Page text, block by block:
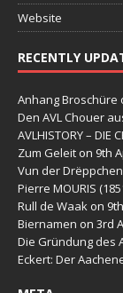
Website
RECENTLY
Anhang Broschüre
Den AVL Chouer
AVLHISTORY – DIE
Zum Geleit on 9th
Vun der
Pierre MOURIS
Rull de Waak on
Biernamen on 3rd
Die Gründung des
Eckert: Der